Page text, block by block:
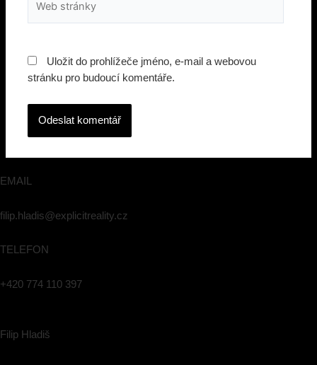
stránky
Uložit do prohlížeče jméno, e-mail a webovou
stránku pro budoucí komentáře.
EMAIL
filip.hladis@explicitreality.cz
TELEFON
+420 774 110 397
Filip Hladiš